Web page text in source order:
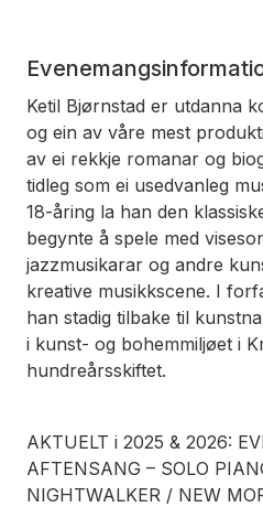
Ketil Bjørnstad er utdanna
og ein av våre mest
av ei rekkje romanar og
tidleg som ei usedvanleg
18-åring la han den
begynte å spele med
jazzmusikarar og andre
kreative musikkscene. I
han stadig tilbake til
i kunst- og bohemmiljøet i
hundreårsskiftet.
AKTUELT i 2025 & 2026:
AFTENSANG – SOLO
NIGHTWALKER / NEW